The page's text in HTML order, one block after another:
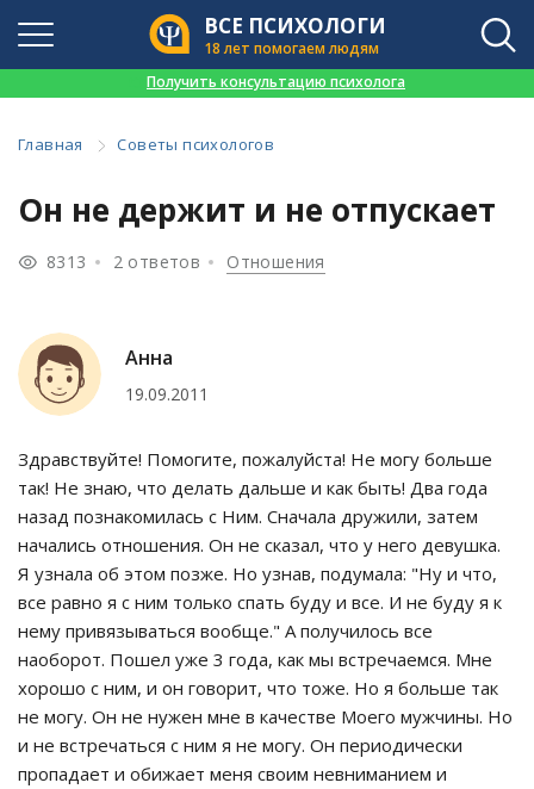
ВСЕ ПСИХОЛОГИ
18 лет помогаем людям
Получить консультацию психолога
Главная Советы психологов
Он не держит и не отпускает
8313 2 ответов Отношения
Анна
19.09.2011
Здравствуйте! Помогите, пожалуйста! Не могу больше
так! Не знаю, что делать дальше и как быть! Два года
назад познакомилась с Ним. Сначала дружили, затем
начались отношения. Он не сказал, что у него девушка.
Я узнала об этом позже. Но узнав, подумала: "Ну и что,
все равно я с ним только спать буду и все. И не буду я к
нему привязываться вообще." А получилось все
наоборот. Пошел уже 3 года, как мы встречаемся. Мне
хорошо с ним, и он говорит, что тоже. Но я больше так
не могу. Он не нужен мне в качестве Моего мужчины. Но
и не встречаться с ним я не могу. Он периодически
пропадает и обижает меня своим невниманием и